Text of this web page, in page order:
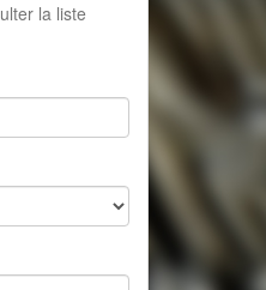
la liste